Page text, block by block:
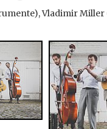
Vladimir